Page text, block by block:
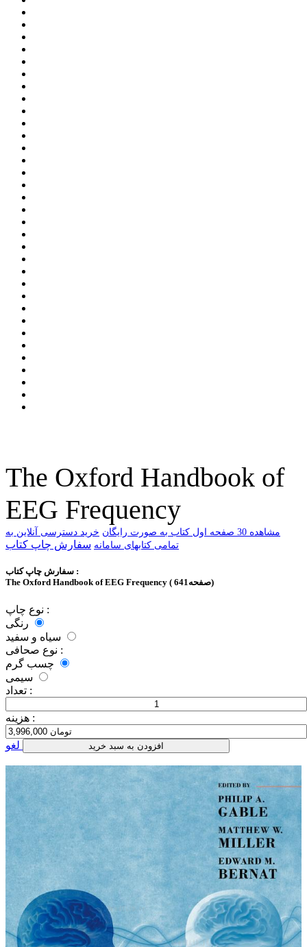
The Oxford Handbook of
EEG Frequency
ﻣﺸﺎﻫﺪﻩ 30 ﺻﻔﺤﻪ اﻭﻝ ﮐﺘﺎﺏ ﺑﻪ ﺻﻮﺭﺕ ﺭاﯾﮕﺎﻥ
خرید دسترسی آنلاین به
تمامی کتابهای سامانه سفارش چاپ کتاب
سفارش چاپ کتاب :
The Oxford Handbook of EEG Frequency ( 641صفحه)
نوع چاپ :
رنگی
سیاه و سفید
نوع صحافی :
تعداد :
هزینه :
افزودن به سبد خرید